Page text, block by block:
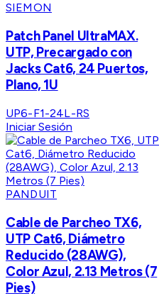
SIEMON
Patch Panel UltraMAX.
UTP, Precargado con
Jacks Cat6, 24 Puertos,
Plano, 1U
UP6-F1-24L-RS
Iniciar Sesión
PANDUIT
Cable de Parcheo TX6,
UTP Cat6, Diámetro
Reducido (28AWG),
Color Azul, 2.13 Metros (7
Pies)